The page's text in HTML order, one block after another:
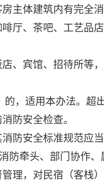
主体建筑内有完全
厅、茶吧、工艺品
、宾馆、招待所等
，适用本办法。超
防安全检查。
防安全标准规范应当
防牵头、部门协作、
理，对民宿（客栈